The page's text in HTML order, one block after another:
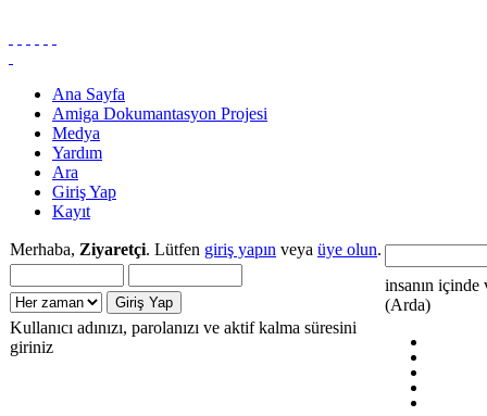
Ana Sayfa
Amiga Dokumantasyon Projesi
Medya
Yardım
Ara
Giriş Yap
Kayıt
Merhaba, Ziyaretçi. Lütfen giriş yapın veya üye olun.
Kullanıcı adınızı, parolanızı ve aktif kalma süresini
giriniz
insanın içinde
(Arda)